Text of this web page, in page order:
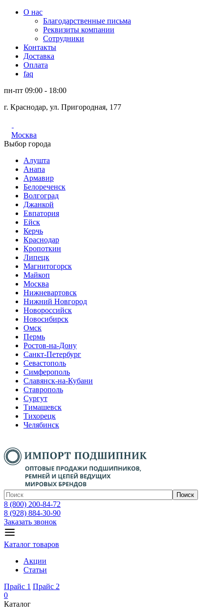
О нас
Благодарственные письма
Реквизиты компании
Сотрудники
Контакты
Доставка
Оплата
faq
пн-пт 09:00 - 18:00
г. Краснодар, ул. Пригородная, 177
Москва
Выбор города
Алушта
Анапа
Армавир
Белореченск
Волгоград
Джанкой
Евпатория
Ейск
Керчь
Краснодар
Кропоткин
Липецк
Магнитогорск
Майкоп
Москва
Нижневартовск
Нижний Новгород
Новороссийск
Новосибирск
Омск
Пермь
Ростов-на-Дону
Санкт-Петербург
Севастополь
Симферополь
Славянск-на-Кубани
Ставрополь
Сургут
Тимашевск
Тихорецк
Челябинск
Поиск
8 (800) 200-84-72
8 (928) 884-30-90
Заказать звонок
Каталог товаров
Акции
Статьи
Прайс 1 Прайс 2
0
Каталог